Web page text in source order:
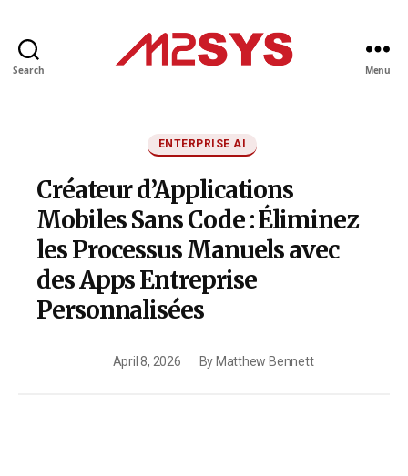
Search Menu
ENTERPRISE AI
Créateur d’Applications
Mobiles Sans Code : Éliminez
les Processus Manuels avec
des Apps Entreprise
Personnalisées
April 8, 2026 ByMatthew Bennett